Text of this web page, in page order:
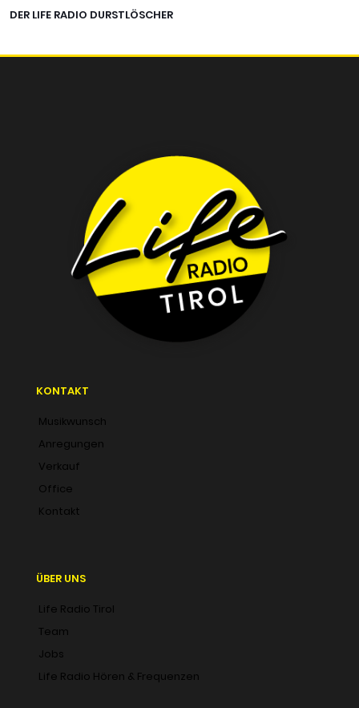
DER LIFE RADIO DURSTLÖSCHER
KONTAKT
Musikwunsch
Anregungen
Verkauf
Office
Kontakt
ÜBER UNS
Life Radio Tirol
Team
Jobs
Life Radio Hören & Frequenzen